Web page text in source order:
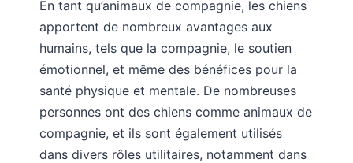
En tant qu’animaux de compagnie, les chiens
apportent de nombreux avantages aux
humains, tels que la compagnie, le soutien
émotionnel, et même des bénéfices pour la
santé physique et mentale. De nombreuses
personnes ont des chiens comme animaux de
compagnie, et ils sont également utilisés
dans divers rôles utilitaires, notamment dans